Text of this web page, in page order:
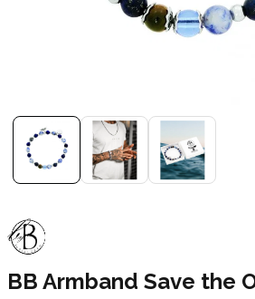
BB Armband Save the